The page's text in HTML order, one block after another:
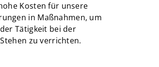
Kosten für unsere
in Maßnahmen, um
Tätigkeit bei der
zu verrichten.